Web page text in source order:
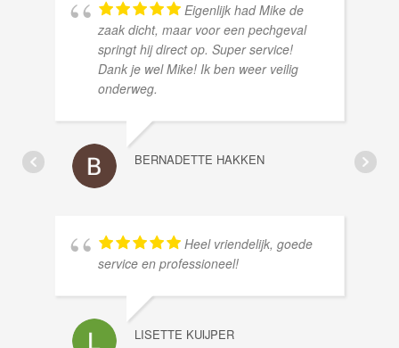
Eigenlijk had Mike de
zaak dicht, maar voor een pechgeval
springt hij direct op. Super service!
Dank je wel Mike! Ik ben weer veilig
onderweg.
BERNADETTE HAKKEN
Heel vriendelijk, goede
service en professioneel!
LISETTE KUIJPER